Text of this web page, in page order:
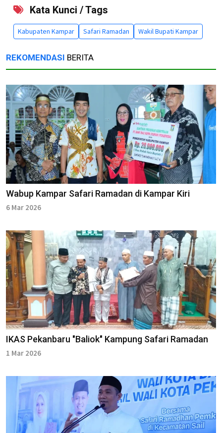
Kata Kunci / Tags
Kabupaten Kampar Safari Ramadan Wakil Bupati Kampar
REKOMENDASI BERITA
Wabup Kampar Safari Ramadan di Kampar Kiri
6 Mar 2026
IKAS Pekanbaru "Baliok" Kampung Safari Ramadan
1 Mar 2026